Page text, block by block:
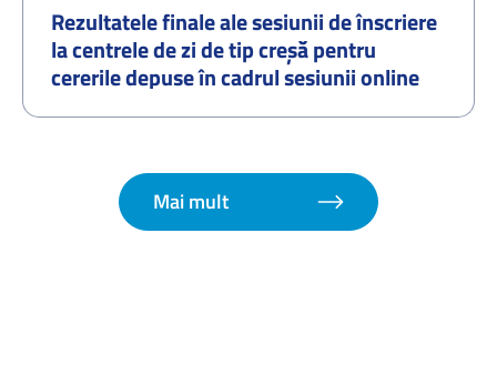
Rezultatele finale ale sesiunii de înscriere
la centrele de zi de tip creșă pentru
cererile depuse în cadrul sesiunii online
septembrie 2026
Mai mult